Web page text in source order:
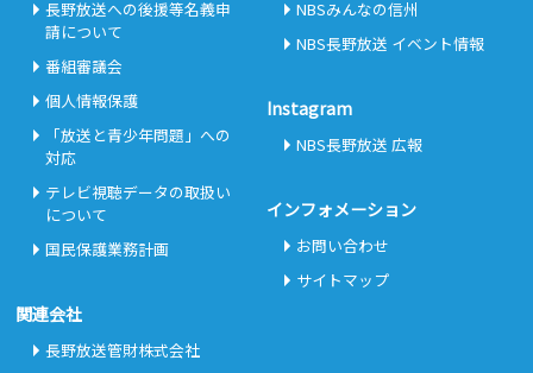
長野放送への後援等名義申
請について
番組審議会
個人情報保護
「放送と青少年問題」への
対応
テレビ視聴データの取扱い
について
国民保護業務計画
関連会社
長野放送管財株式会社
NBSみんなの信州
NBS長野放送 イベント情報
Instagram
NBS長野放送 広報
インフォメーション
お問い合わせ
サイトマップ